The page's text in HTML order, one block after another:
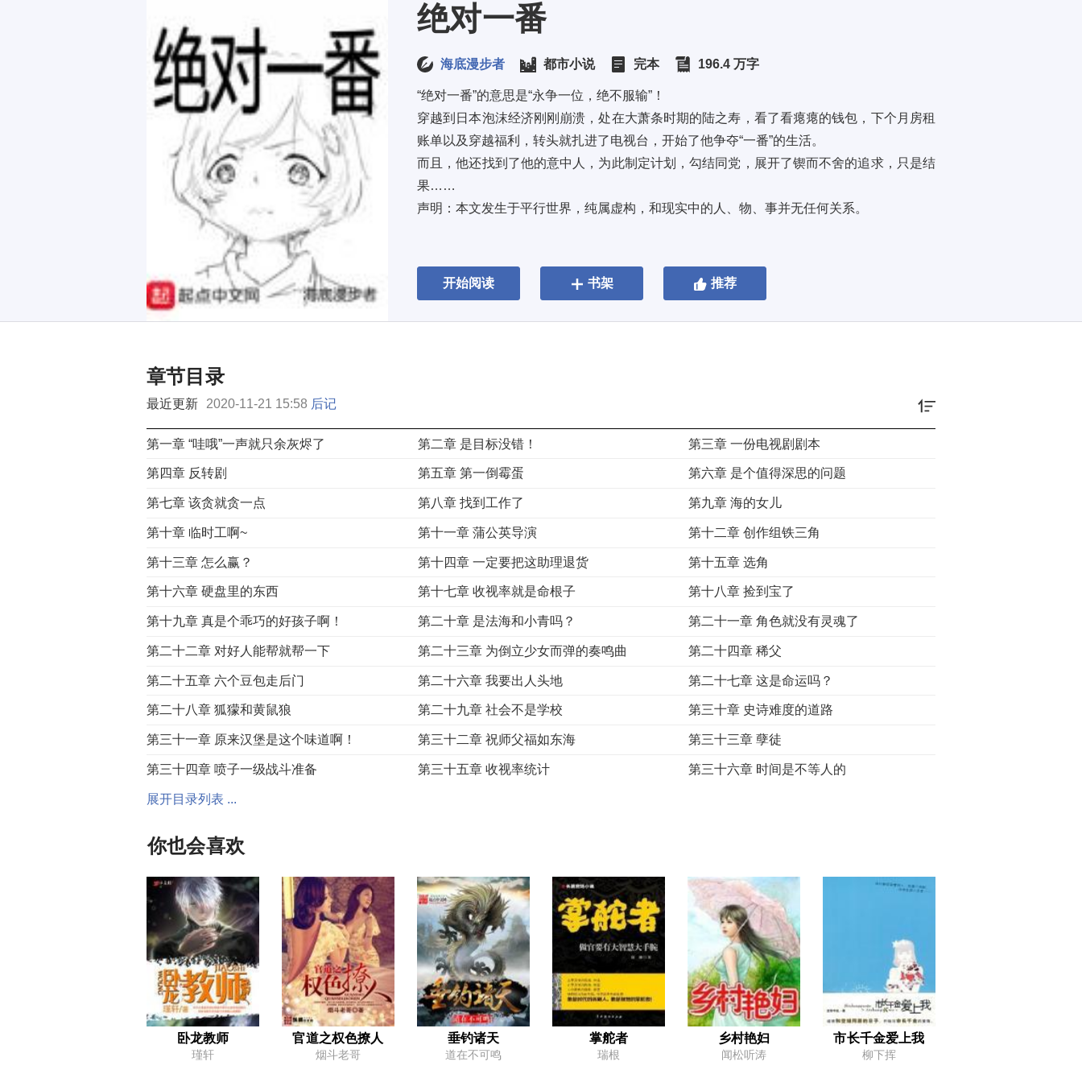
绝对一番
海底漫步者 都市小说 完本 196.4 万字
“绝对一番”的意思是“永争一位，绝不服输”！
穿越到日本泡沫经济刚刚崩溃，处在大萧条时期的陆之寿，看了看瘪瘪的钱包，下个月房租
账单以及穿越福利，转头就扎进了电视台，开始了他争夺“一番”的生活。
而且，他还找到了他的意中人，为此制定计划，勾结同党，展开了锲而不舍的追求，只是结
果……
声明：本文发生于平行世界，纯属虚构，和现实中的人、物、事并无任何关系。
开始阅读 书架 推荐
章节目录
最近更新 2020-11-21 15:58 后记
第一章 “哇哦”一声就只余灰烬了 第二章 是目标没错！ 第三章 一份电视剧剧本
第四章 反转剧 第五章 第一倒霉蛋 第六章 是个值得深思的问题
第七章 该贪就贪一点 第八章 找到工作了 第九章 海的女儿
第十章 临时工啊~ 第十一章 蒲公英导演 第十二章 创作组铁三角
第十三章 怎么赢？ 第十四章 一定要把这助理退货 第十五章 选角
第十六章 硬盘里的东西 第十七章 收视率就是命根子 第十八章 捡到宝了
第十九章 真是个乖巧的好孩子啊！ 第二十章 是法海和小青吗？ 第二十一章 角色就没有灵魂了
第二十二章 对好人能帮就帮一下 第二十三章 为倒立少女而弹的奏鸣曲 第二十四章 稀父
第二十五章 六个豆包走后门 第二十六章 我要出人头地 第二十七章 这是命运吗？
第二十八章 狐獴和黄鼠狼 第二十九章 社会不是学校 第三十章 史诗难度的道路
第三十一章 原来汉堡是这个味道啊！ 第三十二章 祝师父福如东海 第三十三章 孽徒
第三十四章 喷子一级战斗准备 第三十五章 收视率统计 第三十六章 时间是不等人的
第三十七章 如果真能拿到一番……
第四十三章 也算是神剧了
第四十六章 先买台打字机怎么样？ 第四十七章 上头条了 第四十八章 你必须做个有良心的男人
第四十九章 人不要脸则天下无敌 第五十章 该用大炮枪毙 第五十一章 冬季黑马
第五十二章 可以续约了 第五十三章 绝对一番 第五十四章 你不走，为师来走！
第五十五章 第一桶金 第五十六章 关机仪式 第五十七章 师父，请喝茶
第五十八章 新的一天，新的征程 第五十九章 停职 第六十章 真是狗一样的玩意儿！
第六十一章 绝不后退一步 第六十二章 摘桃子？想屁吃！ 第六十三章 我是有职业道德的
第六十四章 你别坏我名声 第六十五章 这次总该是挖角的人了吧？ 第六十六章 会谈邀请
展开目录列表 ...
你也会喜欢
卧龙教师
瑾轩
官道之权色撩人
烟斗老哥
垂钓诸天
道在不可鸣
掌舵者
瑞根
乡村艳妇
闻松听涛
市长千金爱上我
柳下挥